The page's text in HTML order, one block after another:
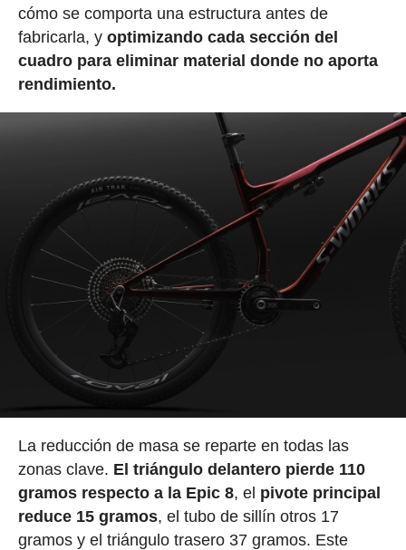
cómo se comporta una estructura antes de
fabricarla, y optimizando cada sección del
cuadro para eliminar material donde no aporta
rendimiento.
La reducción de masa se reparte en todas las
zonas clave. El triángulo delantero pierde 110
gramos respecto a la Epic 8, el pivote principal
reduce 15 gramos, el tubo de sillín otros 17
gramos y el triángulo trasero 37 gramos. Este